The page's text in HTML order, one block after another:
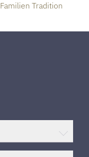
Familien Tradition